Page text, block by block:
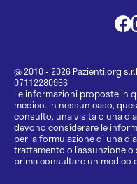
@ 2010 - 2026 Pazienti.org
07112280966
Le informazioni proposte in
medico. In nessun caso,
consulto, una visita o una
devono considerare le
per la formulazione di una
trattamento o l’assunzione
prima consultare un medico